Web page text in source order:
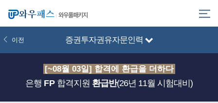
와우풀패키지
증권투자권유자문인력
이전
[~08월 03일] 합격에 환급을 더하다
은행 FP 합격지원 환급반(26년 11월 시험대비)